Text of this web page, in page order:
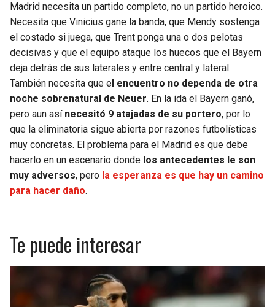
Madrid necesita un partido completo, no un partido heroico.
Necesita que Vinicius gane la banda, que Mendy sostenga
el costado si juega, que Trent ponga una o dos pelotas
decisivas y que el equipo ataque los huecos que el Bayern
deja detrás de sus laterales y entre central y lateral.
También necesita que e l encuentro no dependa de otra
noche sobrenatural de Neuer. En la ida el Bayern ganó,
pero aun así necesitó 9 atajadas de su portero, por lo
que la eliminatoria sigue abierta por razones futbolísticas
muy concretas. El problema para el Madrid es que debe
hacerlo en un escenario donde los antecedentes le son
muy adversos, pero la esperanza es que hay un camino
para hacer daño.
Te puede interesar